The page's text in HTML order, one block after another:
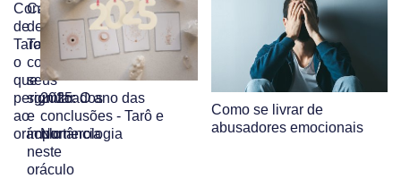
Consultas
de
Tarot:
o
que
perguntar
ao
oráculo
Cartas
de
Tarot:
conheça
seus
significados
e
importância
neste
oráculo
2025: O ano das
conclusões - Tarô e
Numerologia
Como se livrar de
abusadores emocionais